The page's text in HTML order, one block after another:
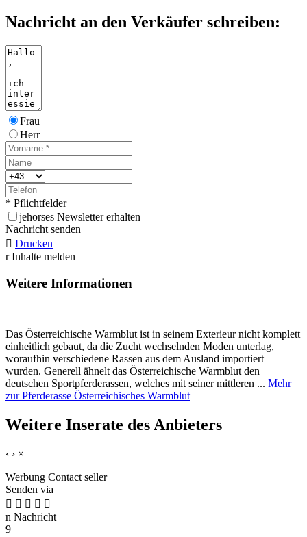
Nachricht an den Verkäufer schreiben:
Frau
Herr
* Pflichtfelder
jehorses Newsletter erhalten
Nachricht senden
 Drucken
r Inhalte melden
Weitere Informationen
Das Österreichische Warmblut ist in seinem Exterieur nicht komplett
einheitlich gebaut, da die Zucht wechselnden Moden unterlag,
woraufhin verschiedene Rassen aus dem Ausland importiert
wurden. Generell ähnelt das Österreichische Warmblut den
deutschen Sportpferderassen, welches mit seiner mittleren ... Mehr
zur Pferderasse Österreichisches Warmblut
Weitere Inserate des Anbieters
‹ › ×
Werbung Contact seller
Senden via
    
n Nachricht
9